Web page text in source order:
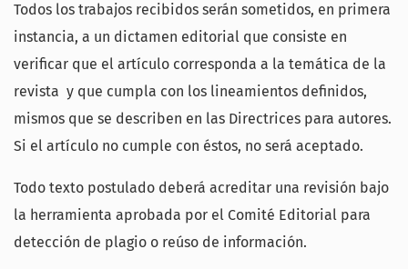
Todos los trabajos recibidos serán sometidos, en primera
instancia, a un dictamen editorial que consiste en
verificar que el artículo corresponda a la temática de la
revista y que cumpla con los lineamientos definidos,
mismos que se describen en las Directrices para autores.
Si el artículo no cumple con éstos, no será aceptado.
Todo texto postulado deberá acreditar una revisión bajo
la herramienta aprobada por el Comité Editorial para
detección de plagio o reúso de información.